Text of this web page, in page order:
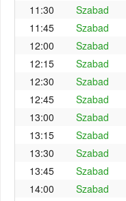
11:30
Szabad
11:45
Szabad
12:00
Szabad
12:15
Szabad
12:30
Szabad
12:45
Szabad
13:00
Szabad
13:15
Szabad
13:30
Szabad
13:45
Szabad
14:00
Szabad